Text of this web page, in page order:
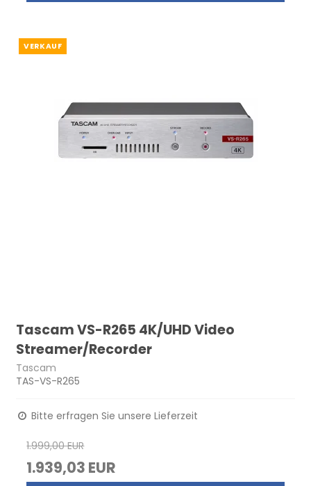
VERKAUF
Tascam VS-R265 4K/UHD Video
Streamer/Recorder
Tascam
TAS-VS-R265
Bitte erfragen Sie unsere Lieferzeit
1.999,00 EUR
1.939,03 EUR